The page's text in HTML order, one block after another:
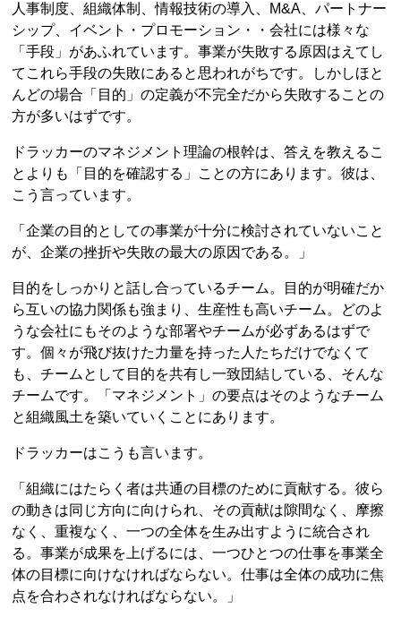
人事制度、組織体制、情報技術の導入、M&A、パートナー
シップ、イベント・プロモーション・・会社には様々な
「手段」があふれています。事業が失敗する原因はえてし
てこれら手段の失敗にあると思われがちです。しかしほと
んどの場合「目的」の定義が不完全だから失敗することの
方が多いはずです。
ドラッカーのマネジメント理論の根幹は、答えを教えるこ
とよりも「目的を確認する」ことの方にあります。彼は、
こう言っています。
「企業の目的としての事業が十分に検討されていないこと
が、企業の挫折や失敗の最大の原因である。」
目的をしっかりと話し合っているチーム。目的が明確だか
ら互いの協力関係も強まり、生産性も高いチーム。どのよ
うな会社にもそのような部署やチームが必ずあるはずで
す。個々が飛び抜けた力量を持った人たちだけでなくて
も、チームとして目的を共有し一致団結している、そんな
チームです。「マネジメント」の要点はそのようなチーム
と組織風土を築いていくことにあります。
ドラッカーはこうも言います。
「組織にはたらく者は共通の目標のために貢献する。彼ら
の動きは同じ方向に向けられ、その貢献は隙間なく、摩擦
なく、重複なく、一つの全体を生み出すように統合され
る。事業が成果を上げるには、一つひとつの仕事を事業全
体の目標に向けなければならない。仕事は全体の成功に焦
点を合わされなければならない。」